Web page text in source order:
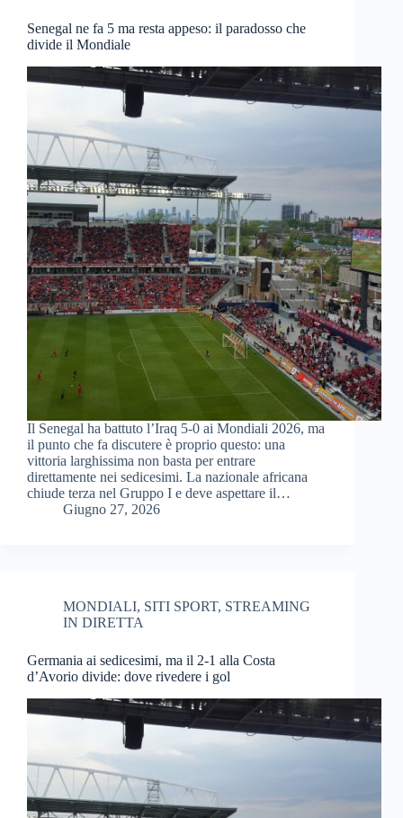
Senegal ne fa 5 ma resta appeso: il paradosso che
divide il Mondiale
Il Senegal ha battuto l’Iraq 5-0 ai Mondiali 2026, ma
il punto che fa discutere è proprio questo: una
vittoria larghissima non basta per entrare
direttamente nei sedicesimi. La nazionale africana
chiude terza nel Gruppo I e deve aspettare il…
Giugno 27, 2026
MONDIALI, SITI SPORT, STREAMING
IN DIRETTA
Germania ai sedicesimi, ma il 2-1 alla Costa
d’Avorio divide: dove rivedere i gol